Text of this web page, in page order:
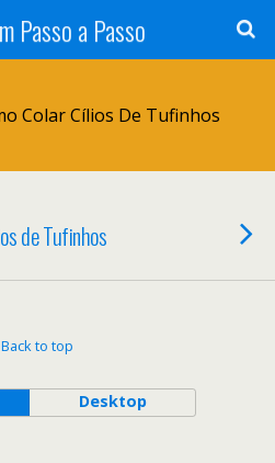
Passo a Passo
Colar Cílios De Tufinhos
de Tufinhos
Back to top
Desktop